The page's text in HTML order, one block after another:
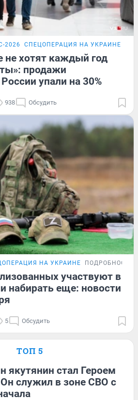
2026 СПЕЦОПЕРАЦИЯ НА УКРАИНЕ
хотят каждый год
продажи
упали на 30%
938 Обсудить
НА УКРАИНЕ ПОДРОБНОСТИ
участвуют в
набирать еще: новости
5 Обсудить
ТОП 5
якутянин стал Героем
служил в зоне СВО с